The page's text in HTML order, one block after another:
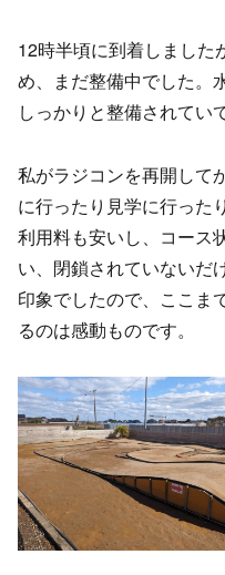
12時半頃に到着しました
め、まだ整備中でした。
しっかりと整備されてい
私がラジコンを再開して
に行ったり見学に行った
利用料も安いし、コース
い、閉鎖されていないだ
印象でしたので、ここま
るのは感動ものです。